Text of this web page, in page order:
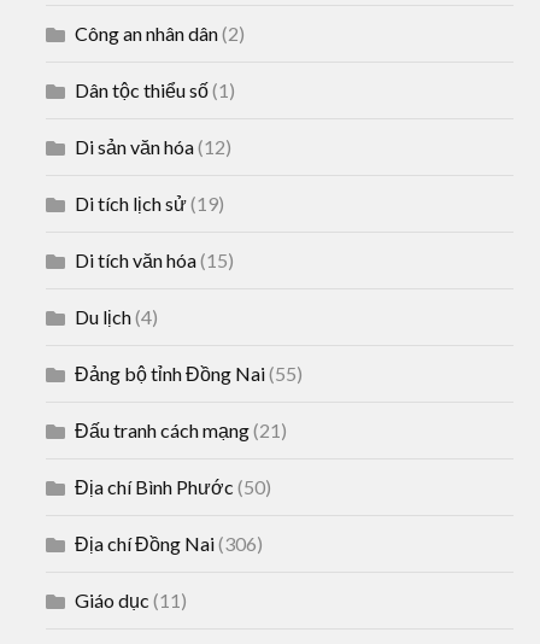
Công an nhân dân(2)
Dân tộc thiểu số(1)
Di sản văn hóa(12)
Di tích lịch sử(19)
Di tích văn hóa(15)
Du lịch(4)
Đảng bộ tỉnh Đồng Nai(55)
Đấu tranh cách mạng(21)
Địa chí Bình Phước (50)
Địa chí Đồng Nai(306)
Giáo dục (11)